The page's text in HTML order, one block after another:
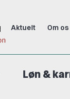
Aktuelt Om os
Løn &